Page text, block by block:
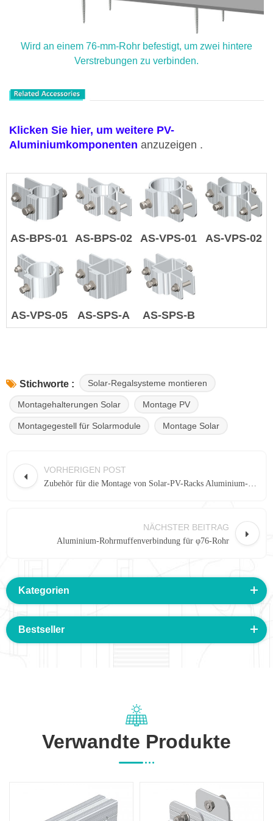
Wird an einem 76-mm-Rohr befestigt, um zwei hintere
Verstrebungen zu verbinden.
Klicken Sie hier, um weitere PV-
Aluminiumkomponenten anzuzeigen .
AS-BPS-01 AS-BPS-02 AS-VPS-01 AS-VPS-02
AS-VPS-05 AS-SPS-A AS-SPS-B
Stichworte : Solar-Regalsysteme montieren
Montagehalterungen Solar Montage PV
Montagegestell für Solarmodule Montage Solar
VORHERIGEN POST
NÄCHSTER BEITRAG
Aluminium-Rohrmuffenverbindung für φ76-Rohr
Kategorien
Bestseller
Verwandte Produkte